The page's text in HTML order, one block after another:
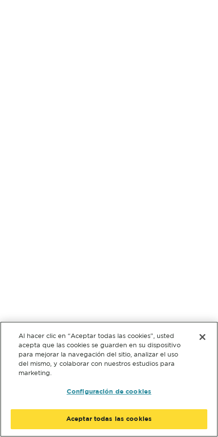
Al hacer clic en “Aceptar todas las cookies”, usted
acepta que las cookies se guarden en su dispositivo
para mejorar la navegación del sitio, analizar el uso
del mismo, y colaborar con nuestros estudios para
marketing.
Configuración de cookies
Aceptar todas las cookies